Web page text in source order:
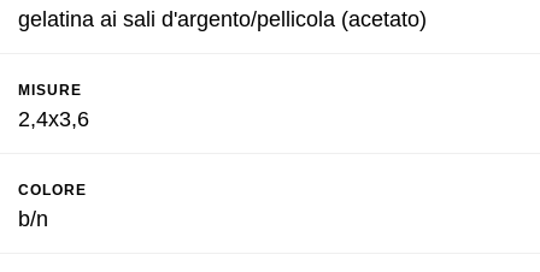
gelatina ai sali d'argento/pellicola (acetato)
MISURE
2,4x3,6
COLORE
b/n